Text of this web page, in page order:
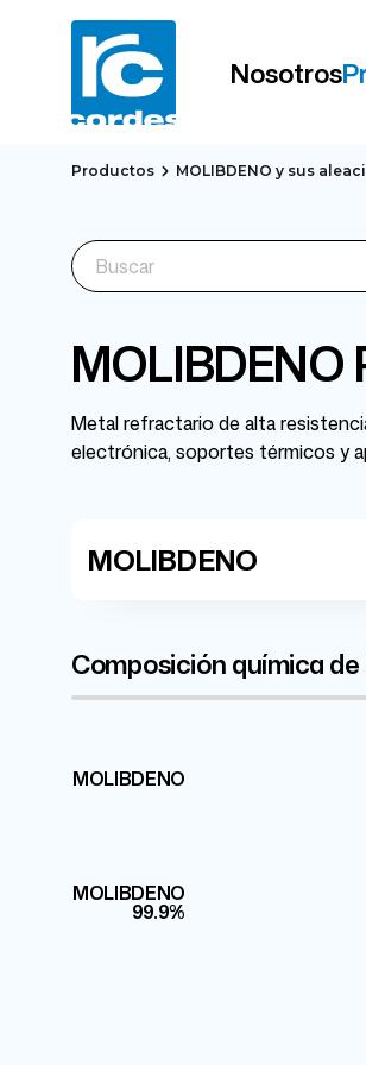
Nosotros
Productos MOLIBDENO y sus
MOLIBDENO
Metal refractario de alta
electrónica, soportes térmicos y
MOLIBDENO
Composición química de
MOLIBDENO
MOLIBDENO
99.9%